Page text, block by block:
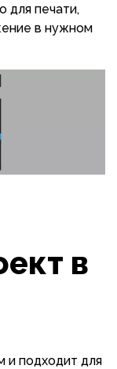
для печати,
в нужном
в
и подходит для